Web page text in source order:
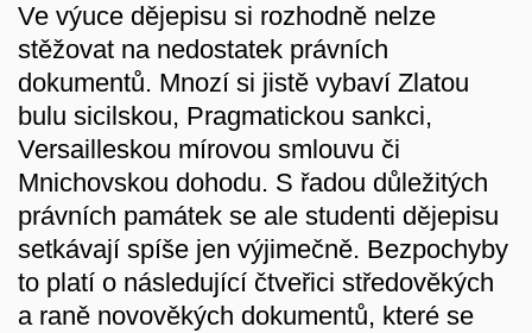
Ve výuce dějepisu si rozhodně nelze
stěžovat na nedostatek právních
dokumentů. Mnozí si jistě vybaví Zlatou
bulu sicilskou, Pragmatickou sankci,
Versailleskou mírovou smlouvu či
Mnichovskou dohodu. S řadou důležitých
právních památek se ale studenti dějepisu
setkávají spíše jen výjimečně. Bezpochyby
to platí o následující čtveřici středověkých
a raně novověkých dokumentů, které se